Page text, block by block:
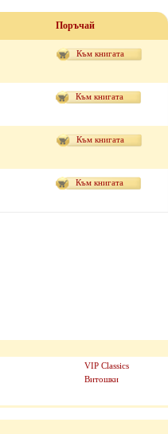
Поръчай
Към книгата
Към книгата
Към книгата
Към книгата
VIP Classics
Витошки